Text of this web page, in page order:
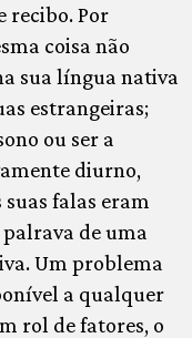
recibo. Por
coisa não
sua língua nativa
estrangeiras;
ou ser a
diurno,
suas falas eram
de uma
Um problema
a qualquer
rol de fatores, o